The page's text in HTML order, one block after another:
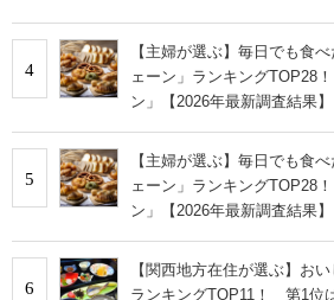
4
【主婦が選ぶ】毎日でも食
ェーン」ランキングTOP28
ン」【2026年最新調査結果】
5
【主婦が選ぶ】毎日でも食
ェーン」ランキングTOP28
ン」【2026年最新調査結果】
6
【関西地方在住が選ぶ】お
ランキングTOP11！ 第1位